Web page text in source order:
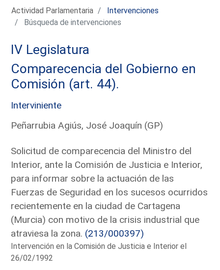
Actividad Parlamentaria
Intervenciones
Búsqueda de intervenciones
IV Legislatura
Comparecencia del Gobierno en
Comisión (art. 44).
Interviniente
Peñarrubia Agiús, José Joaquín (GP)
Solicitud de comparecencia del Ministro del
Interior, ante la Comisión de Justicia e Interior,
para informar sobre la actuación de las
Fuerzas de Seguridad en los sucesos ocurridos
recientemente en la ciudad de Cartagena
(Murcia) con motivo de la crisis industrial que
atraviesa la zona. (213/000397)
Intervención en la Comisión de Justicia e Interior el
26/02/1992